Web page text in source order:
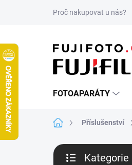
Proč nakupovat u nás?
FOTOAPARÁTY
Domů Příslušenství
P
Kategorie